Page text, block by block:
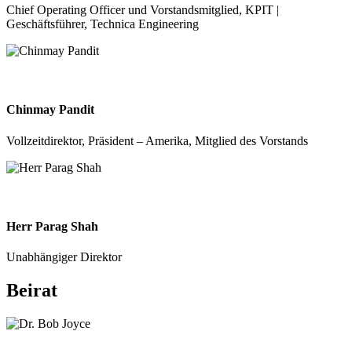
Chief Operating Officer und Vorstandsmitglied, KPIT |
Geschäftsführer, Technica Engineering
Chinmay Pandit
Vollzeitdirektor, Präsident – Amerika, Mitglied des Vorstands
Herr Parag Shah
Unabhängiger Direktor
Beirat